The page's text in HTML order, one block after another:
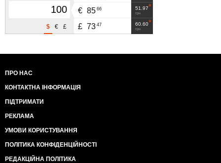
£
€
$
51.97
грн
€ 85 66
60.60
грн
£ 73 47
ПРО НАС
КОНТАКТНА ІНФОРМАЦІЯ
ПІДТРИМАТИ
РЕКЛАМА
УМОВИ КОРИСТУВАННЯ
ПОЛІТИКА КОНФІДЕНЦІЙНОСТІ
РЕДАКЦІЙНА ПОЛІТИКА